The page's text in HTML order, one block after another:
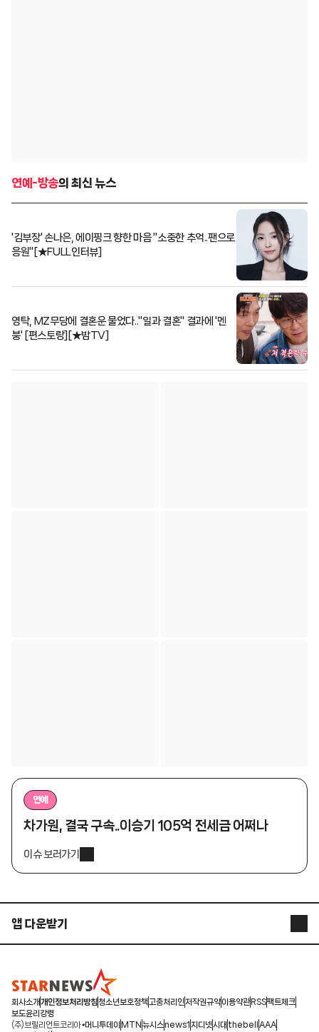
연예-방송의 최신 뉴스
'김부장' 손나은, 에이핑크 향한 마음 "소중한 추억..팬으로
응원"[★FULL인터뷰]
영탁, MZ무당에 결혼운 물었다.."일과 결혼" 결과에 '멘
붕' [편스토랑][★밤TV]
연예
차가원, 결국 구속..이승기 105억 전세금 어쩌나
이슈 보러가기
앱 다운받기
STARPOLL
회사소개 개인정보처리방침청소년보호정책 고충처리인저작권규약이용약관 RSS팩트체크
보도윤리강령
(주)브릴리언트코리아 머니투데이 MTN 뉴시스news1 지디넷시대 thebell AAA